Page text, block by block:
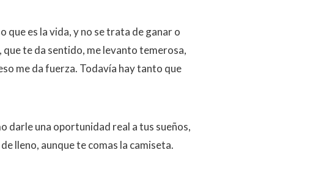
que es la vida, y no se trata de ganar o
te da sentido, me levanto temerosa,
me da fuerza. Todavía hay tanto que
darle una oportunidad real a tus sueños,
lleno, aunque te comas la camiseta.